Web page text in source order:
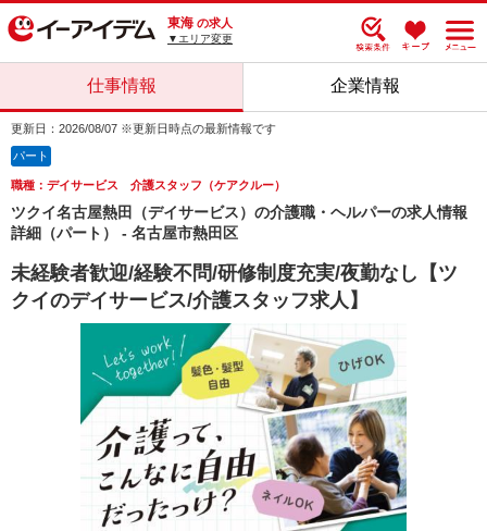
東海 の求人
▼エリア変更
仕事情報 企業情報
更新日：2026/08/07 ※更新日時点の最新情報です
パート
職種：デイサービス 介護スタッフ（ケアクルー）
ツクイ名古屋熱田（デイサービス）の介護職・ヘルパーの求人情報
詳細（パート） - 名古屋市熱田区
未経験者歓迎/経験不問/研修制度充実/夜勤なし【ツ
クイのデイサービス/介護スタッフ求人】